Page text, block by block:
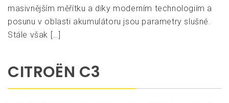
masivnějším měřítku a díky moderním technologiím a
posunu v oblasti akumulátoru jsou parametry slušné.
Stále však […]
CITROËN C3